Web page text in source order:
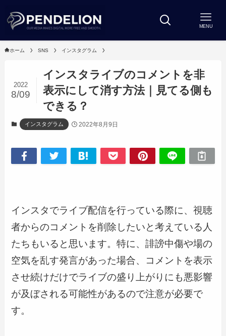
MENU
ホーム SNS インスタグラム
インスタライブのコメントを非
表示にして消す方法｜見てる側も
できる？
2022
8/09
インスタグラム 2022年8月9日
インスタでライブ配信を行っている際に、視聴
者からのコメントを削除したいと考えている人
たちもいると思います。特に、誹謗中傷や場の
空気を乱す発言があった場合、コメントを表示
させ続けだけでライブの盛り上がりにも悪影響
が及ぼされる可能性があるので注意が必要で
す。